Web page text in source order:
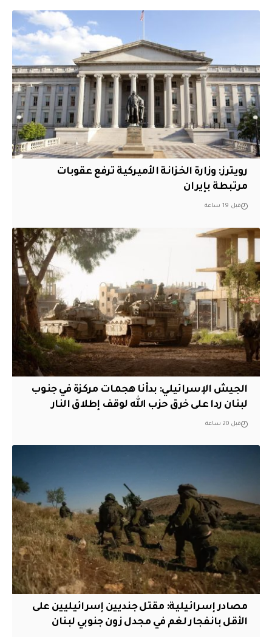
‏رويترز: وزارة الخزانة الأميركية ترفع عقوبات
مرتبطة بإيران
قبل 19 ساعة
الجيش الإسرائيلي: بدأنا هجمات مركزة في جنوب
لبنان ردا على خرق حزب الله لوقف إطلاق النار
قبل 20 ساعة
مصادر إسرائيلية: مقتل جنديين إسرائيليين على
الأقل بانفجار لغم في مجدل زون جنوبي لبنان